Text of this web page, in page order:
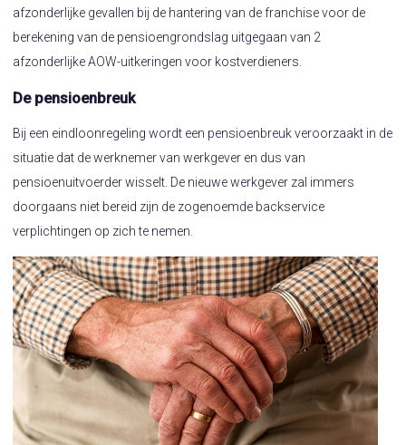
afzonderlijke gevallen bij de hantering van de franchise voor de
berekening van de pensioengrondslag uitgegaan van 2
afzonderlijke AOW-uitkeringen voor kostverdieners.
De pensioenbreuk
Bij een eindloonregeling wordt een pensioenbreuk veroorzaakt in de
situatie dat de werknemer van werkgever en dus van
pensioenuitvoerder wisselt. De nieuwe werkgever zal immers
doorgaans niet bereid zijn de zogenoemde backservice
verplichtingen op zich te nemen.